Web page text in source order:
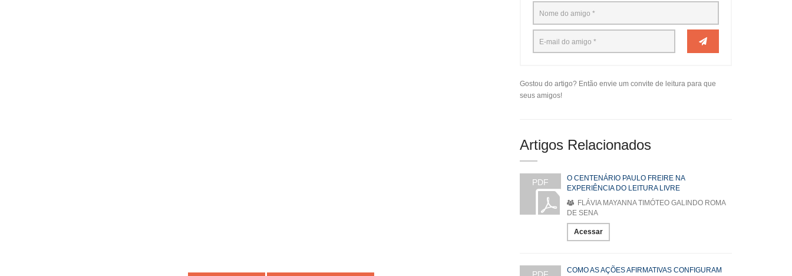
Gostou do artigo? Então envie um convite de leitura para que
seus amigos!
Artigos Relacionados
PDF
O CENTENÁRIO PAULO FREIRE NA
EXPERIÊNCIA DO LEITURA LIVRE
FLÁVIA MAYANNA TIMÓTEO GALINDO ROMA
DE SENA
Acessar
COMO AS AÇÕES AFIRMATIVAS CONFIGURAM